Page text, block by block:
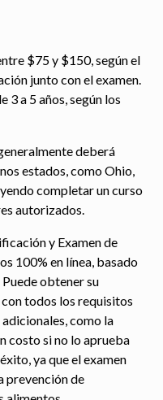
$75 y $150, según el
junto con el examen.
3 a 5 años, según los
deberá
estados, como Ohio,
completar un curso
autorizados.
y Examen de
100% en línea, basado
obtener su
todos los requisitos
como la
costo si no lo aprueba
ya que el examen
prevención de